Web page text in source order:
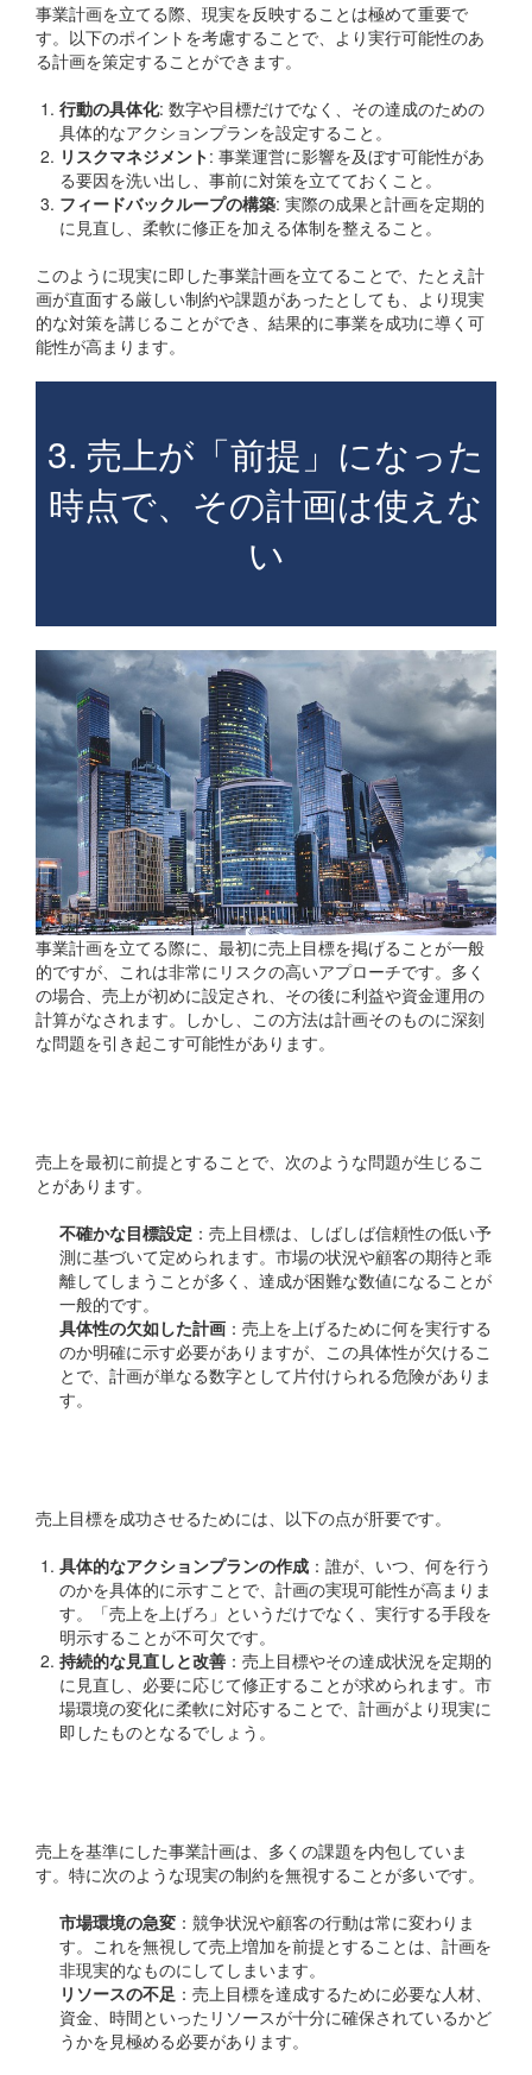
事業計画を立てる際、現実を反映することは極めて重要で
す。以下のポイントを考慮することで、より実行可能性のあ
る計画を策定することができます。
行動の具体化: 数字や目標だけでなく、その達成のための
具体的なアクションプランを設定すること。
リスクマネジメント: 事業運営に影響を及ぼす可能性があ
る要因を洗い出し、事前に対策を立てておくこと。
フィードバックループの構築: 実際の成果と計画を定期的
に見直し、柔軟に修正を加える体制を整えること。
このように現実に即した事業計画を立てることで、たとえ計
画が直面する厳しい制約や課題があったとしても、より現実
的な対策を講じることができ、結果的に事業を成功に導く可
能性が高まります。
3. 売上が「前提」になった
時点で、その計画は使えな
い
事業計画を立てる際に、最初に売上目標を掲げることが一般
的ですが、これは非常にリスクの高いアプローチです。多く
の場合、売上が初めに設定され、その後に利益や資金運用の
計算がなされます。しかし、この方法は計画そのものに深刻
な問題を引き起こす可能性があります。
売上を最初に前提とすることで、次のような問題が生じるこ
とがあります。
不確かな目標設定 ：売上目標は、しばしば信頼性の低い予
測に基づいて定められます。市場の状況や顧客の期待と乖
離してしまうことが多く、達成が困難な数値になることが
一般的です。
具体性の欠如した計画 ：売上を上げるために何を実行する
のか明確に示す必要がありますが、この具体性が欠けるこ
とで、計画が単なる数字として片付けられる危険がありま
す。
売上目標を成功させるためには、以下の点が肝要です。
具体的なアクションプランの作成 ：誰が、いつ、何を行う
のかを具体的に示すことで、計画の実現可能性が高まりま
す。「売上を上げろ」というだけでなく、実行する手段を
明示することが不可欠です。
持続的な見直しと改善 ：売上目標やその達成状況を定期的
に見直し、必要に応じて修正することが求められます。市
場環境の変化に柔軟に対応することで、計画がより現実に
即したものとなるでしょう。
売上を基準にした事業計画は、多くの課題を内包していま
す。特に次のような現実の制約を無視することが多いです。
市場環境の急変 ：競争状況や顧客の行動は常に変わりま
す。これを無視して売上増加を前提とすることは、計画を
非現実的なものにしてしまいます。
リソースの不足 ：売上目標を達成するために必要な人材、
資金、時間といったリソースが十分に確保されているかど
うかを見極める必要があります。